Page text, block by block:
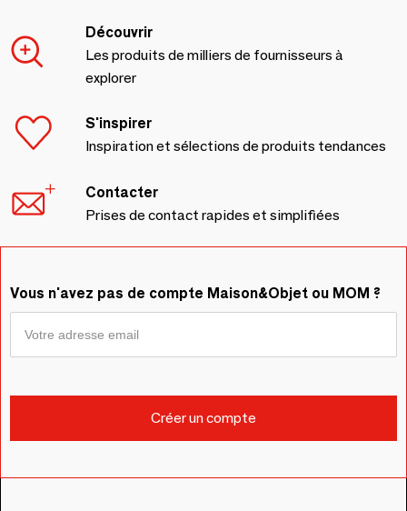
Découvrir
Les produits de milliers de fournisseurs à
explorer
S'inspirer
Inspiration et sélections de produits tendances
Contacter
Prises de contact rapides et simplifiées
Vous n'avez pas de compte Maison&Objet ou MOM ?